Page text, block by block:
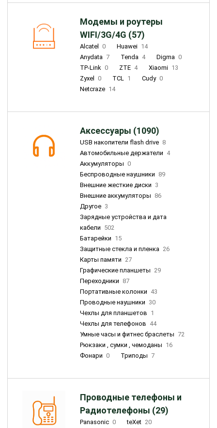
Модемы и роутеры
WIFI/3G/4G (57)
Alcatel 0 Huawei 14
Anydata 7 Tenda 4 Digma 0
TP-Link 0 ZTE 4 Xiaomi 13
Zyxel
0 TCL 1 Cudy 0
Netcraze 14
Аксессуары (1090)
USB накопители flash drive 8
Автомобильные держатели 4
Аккумуляторы 0
Беспроводные наушники 89
Внешние жесткие диски 3
Внешние аккумуляторы 86
Другое 3
Зарядные устройства и дата
кабели 502
Батарейки 15
Защитные стекла и пленка 26
Карты памяти 27
Графические планшеты 29
Переходники 87
Портативные колонки 43
Проводные наушники 30
Чехлы для планшетов 1
Чехлы для телефонов 44
Умные часы и фитнес браслеты 72
Рюкзаки , сумки , чемоданы 16
Фонари 0 Триподы 7
Проводные телефоны и
Радиотелефоны (29)
Panasonic 0 teXet 20